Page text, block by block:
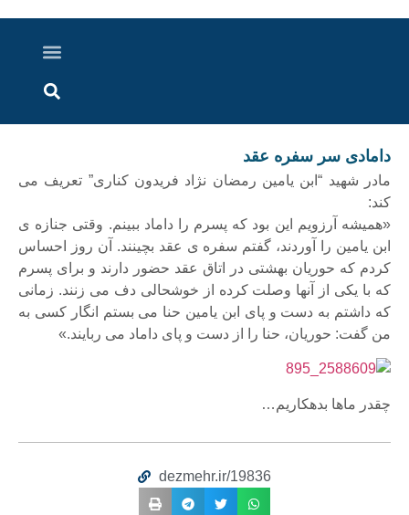
دامادی سر سفره عقد
مادر شهید “ابن یامین رمضان نژاد فریدون کناری” تعریف می
کند:
«همیشه آرزویم این بود که پسرم را داماد ببینم. وقتی جنازه ی
ابن یامین را آوردند، گفتم سفره ی عقد بچینند. آن روز احساس
کردم که حوریان بهشتی در اتاق عقد حضور دارند و برای پسرم
که با یکی از آنها وصلت کرده از خوشحالی دف می زنند. زمانی
که داشتم به دست و پای ابن یامین حنا می بستم انگار کسی به
من گفت: حوریان، حنا را از دست و پای داماد می ربایند.»
چقدر ماها بدهکاریم…
dezmehr.ir/19836